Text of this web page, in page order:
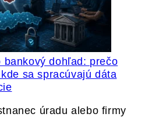
bankový dohľad: prečo
sa spracúvajú dáta
úradu alebo firmy